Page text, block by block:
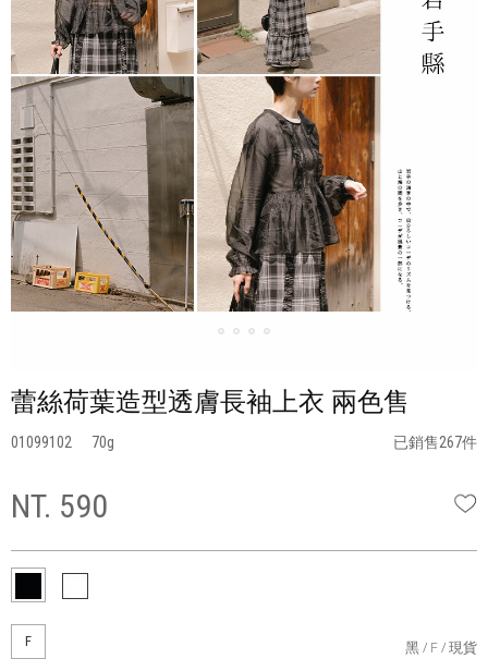
蕾絲荷葉造型透膚長袖上衣 兩色售
01099102 70 已銷售267件
NT. 590
F 黑 F 現貨